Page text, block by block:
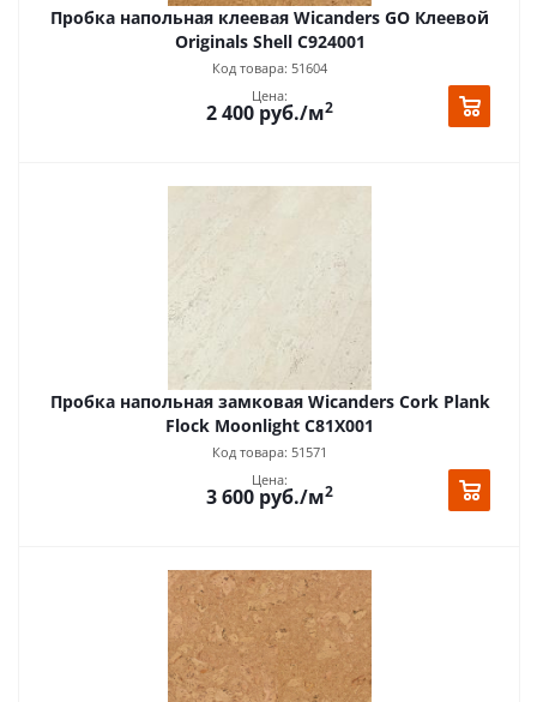
Пробка напольная клеевая Wicanders GO Клеевой
Originals Shell C924001
Код товара: 51604
Цена:
2 400 руб./м2
Пробка напольная замковая Wicanders Cork Plank
Flock Moonlight C81X001
Код товара: 51571
Цена:
3 600 руб./м2